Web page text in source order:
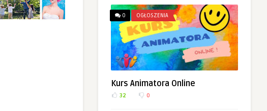
0 OGŁOSZENIA
Kurs Animatora Online
32 0